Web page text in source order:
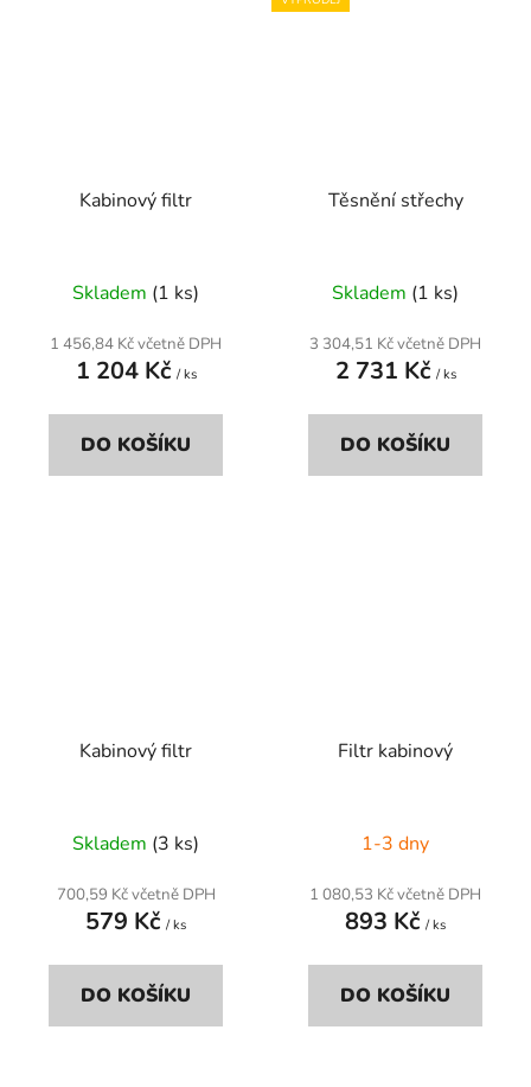
Kabinový filtr
Skladem (1 ks)
1 456,84 Kč včetně DPH
1 204 Kč / ks
DO KOŠÍKU
Těsnění střechy
Skladem (1 ks)
3 304,51 Kč včetně DPH
2 731 Kč / ks
DO KOŠÍKU
Kabinový filtr
Skladem (3 ks)
700,59 Kč včetně DPH
579 Kč / ks
DO KOŠÍKU
Filtr kabinový
1-3 dny
1 080,53 Kč včetně DPH
893 Kč / ks
DO KOŠÍKU